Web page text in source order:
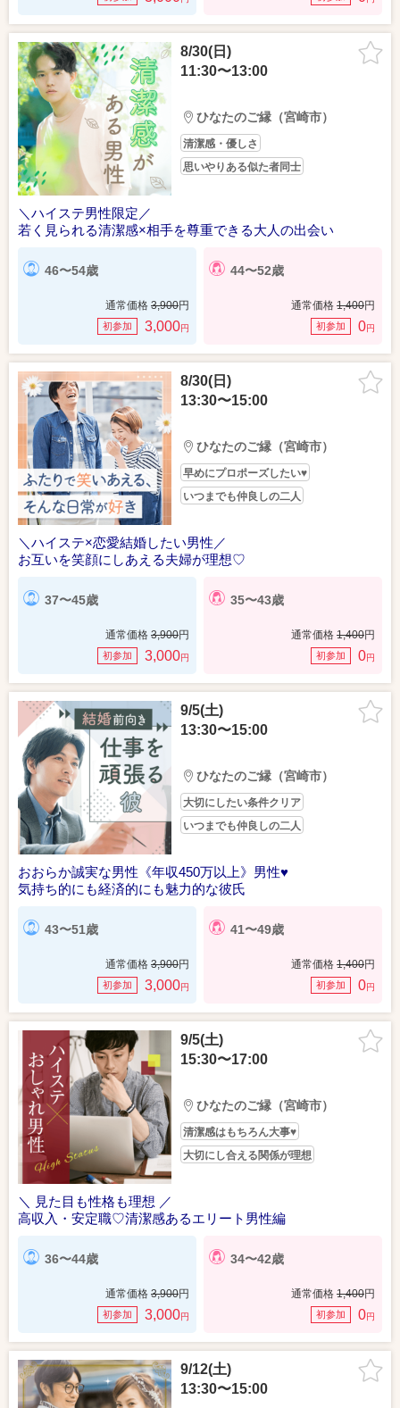
8/30(日)
11:30〜13:00
ひなたのご縁（宮崎市）
清潔感・優しさ
思いやりある似た者同士
＼ハイステ男性限定／
若く見られる清潔感×相手を尊重できる大人の出会い
46〜54歳
通常価格 3,900円
初参加 3,000円
44〜52歳
通常価格 1,400円
初参加 0円
8/30(日)
13:30〜15:00
ひなたのご縁（宮崎市）
早めにプロポーズしたい♥
いつまでも仲良しの二人
＼ハイステ×恋愛結婚したい男性／
お互いを笑顔にしあえる夫婦が理想♡
37〜45歳
通常価格 3,900円
初参加 3,000円
35〜43歳
通常価格 1,400円
初参加 0円
9/5(土)
13:30〜15:00
ひなたのご縁（宮崎市）
大切にしたい条件クリア
いつまでも仲良しの二人
おおらか誠実な男性《年収450万以上》男性♥
気持ち的にも経済的にも魅力的な彼氏
43〜51歳
通常価格 3,900円
初参加 3,000円
41〜49歳
通常価格 1,400円
初参加 0円
9/5(土)
15:30〜17:00
ひなたのご縁（宮崎市）
清潔感はもちろん大事♥
大切にし合える関係が理想
＼ 見た目も性格も理想 ／
高収入・安定職♡清潔感あるエリート男性編
36〜44歳
通常価格 3,900円
初参加 3,000円
34〜42歳
通常価格 1,400円
初参加 0円
9/12(土)
13:30〜15:00